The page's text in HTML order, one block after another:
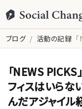
ブログ 活動の記録 「
「NEWS PICKS
フィスはいらな
んだアジャイル